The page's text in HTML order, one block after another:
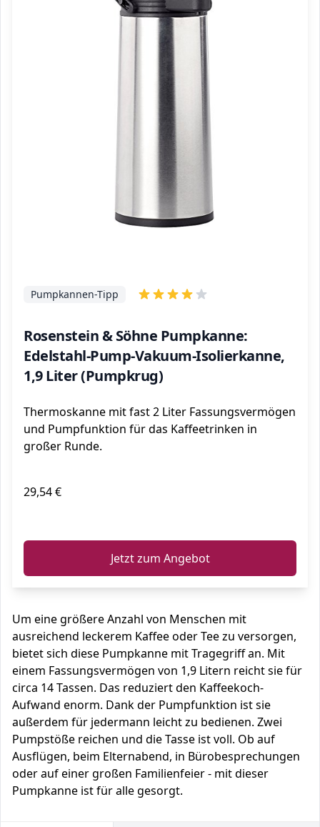
Rosenstein & Söhne Pumpkanne:
Edelstahl-Pump-Vakuum-Isolierkanne,
1,9 Liter (Pumpkrug)
Pumpkannen-Tipp
Thermoskanne mit fast 2 Liter Fassungsvermögen
und Pumpfunktion für das Kaffeetrinken in
großer Runde.
29,54 €
Jetzt zum Angebot
Um eine größere Anzahl von Menschen mit
ausreichend leckerem Kaffee oder Tee zu versorgen,
bietet sich diese Pumpkanne mit Tragegriff an. Mit
einem Fassungsvermögen von 1,9 Litern reicht sie für
circa 14 Tassen. Das reduziert den Kaffeekoch-
Aufwand enorm. Dank der Pumpfunktion ist sie
außerdem für jedermann leicht zu bedienen. Zwei
Pumpstöße reichen und die Tasse ist voll. Ob auf
Ausflügen, beim Elternabend, in Bürobesprechungen
oder auf einer großen Familienfeier - mit dieser
Pumpkanne ist für alle gesorgt.